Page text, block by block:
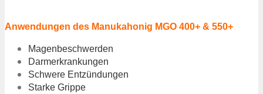
Anwendungen des Manukahonig MGO 400+ & 550+
Magenbeschwerden
Darmerkrankungen
Schwere Entzündungen
Starke Grippe